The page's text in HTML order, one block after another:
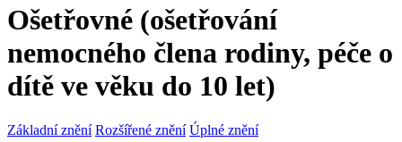
Ošetřovné (ošetřování
nemocného člena rodiny, péče o
dítě ve věku do 10 let)
Základní znění Rozšířené znění Úplné znění